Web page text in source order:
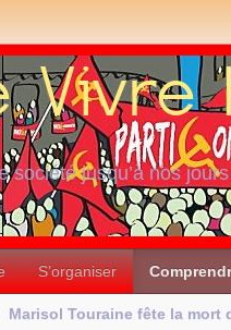
société jusqu’à nos
S’organiser
Marisol Touraine fête la mort